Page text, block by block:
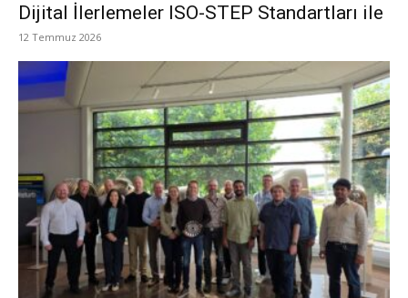
Dijital İlerlemeler ISO-STEP Standartları ile
12 Temmuz 2026